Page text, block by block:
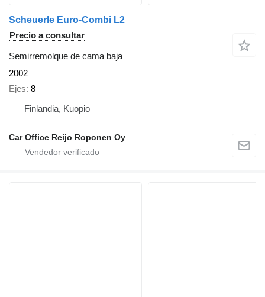
Scheuerle Euro-Combi L2
Precio a consultar
Semirremolque de cama baja
2002
Ejes 8
Finlandia, Kuopio
Car Office Reijo Roponen Oy